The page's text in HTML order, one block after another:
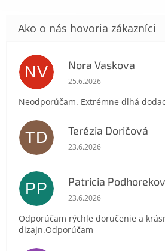
NV Nora Vaskova
Hodnotenie obchodu je
25.6.2026
Neodporúčam. Extrémne dlhá
TD Terézia Doričová
Hodnotenie obchodu je
23.6.2026
PP Patricia
Hodnotenie obchodu je
23.6.2026
Odporúčam rýchle doručenie a
dizajn.Odporúčam
Powered by chaterimo